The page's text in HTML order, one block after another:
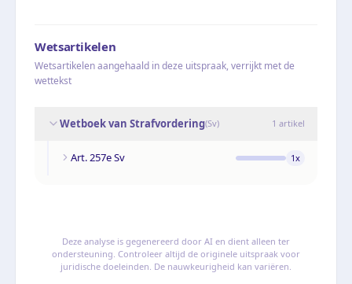
Wetsartikelen
Wetsartikelen aangehaald in deze uitspraak, verrijkt met de
wettekst
Wetboek van Strafvordering(Sv) 1 artikel
Art. 257e Sv 1x
Deze analyse is gegenereerd door AI en dient alleen ter
ondersteuning. Controleer altijd de originele uitspraak voor
juridische doeleinden. De nauwkeurigheid kan variëren.